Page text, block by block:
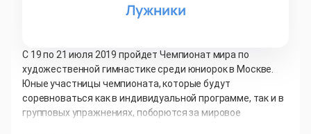
Лужники
С 19 по 21 июля 2019 пройдет Чемпионат мира по
художественной гимнастике среди юниорок в Москве.
Юные участницы чемпионата, которые будут
соревноваться как в индивидуальной программе, так и в
групповых упражнениях, поборются за мировое